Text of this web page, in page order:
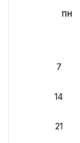
пн
7
14
21